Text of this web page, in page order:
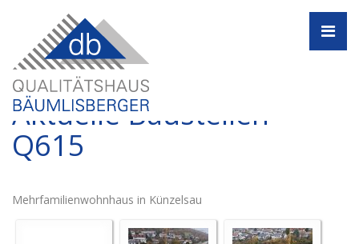
Aktuelle Baustellen -
Q615
Mehrfamilienwohnhaus in Künzelsau